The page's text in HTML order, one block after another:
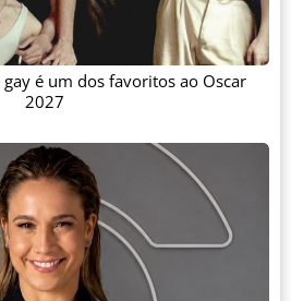
é um dos favoritos ao Oscar
2027